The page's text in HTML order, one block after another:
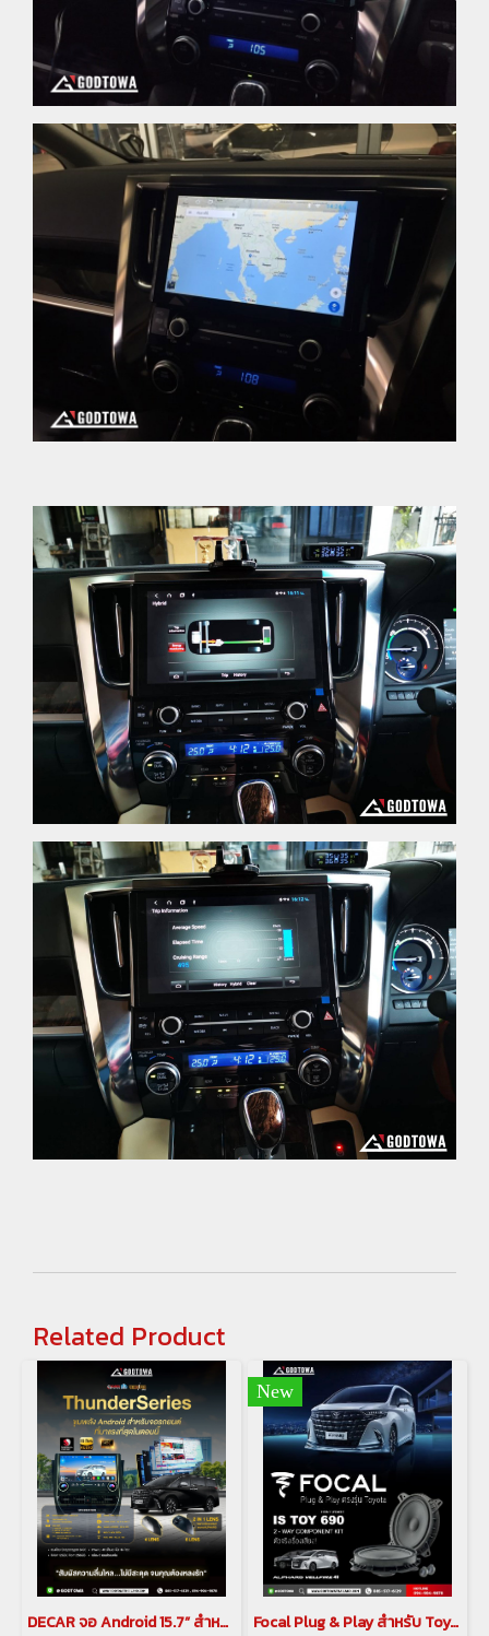
Related Product
DECAR จอ Android 15.7” สำหรับ Alphard / Vellfire 30 Series พร้อมกล้อง 360 6 LEN(copy)
New
Focal Plug & Play สำหรับ Toyota Alphard / Vellfireชุดลำโพง IC TOY 165 (Coaxial)(copy)(copy)(copy)